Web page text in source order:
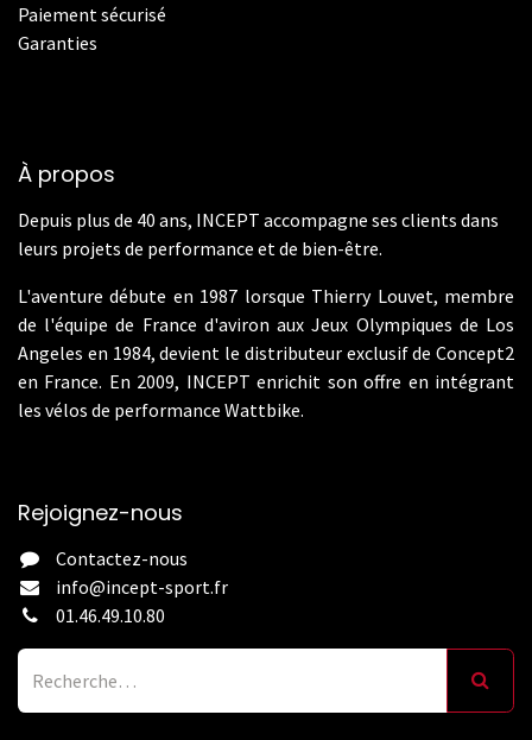
Paiement sécurisé
Garanties
À propos
Depuis plus de 40 ans, INCEPT accompagne ses clients dans
leurs projets de performance et de bien-être.
L'aventure débute en 1987 lorsque Thierry Louvet, membre
de l'équipe de France d'aviron aux Jeux Olympiques de Los
Angeles en 1984, devient le distributeur exclusif de Concept2
en France. En 2009, INCEPT enrichit son offre en intégrant
les vélos de performance Wattbike.
Rejoignez-nous
Contactez-nous
info@incept-sport.fr
01.46.49.10.80